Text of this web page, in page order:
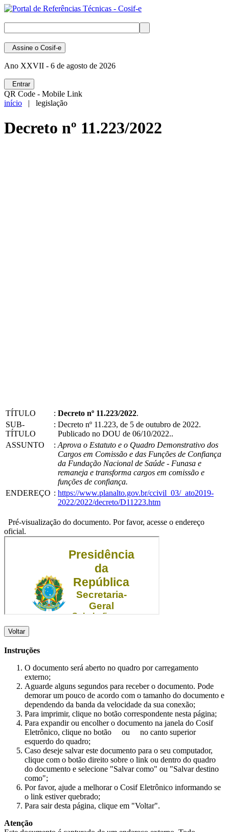
Assine o Cosif-e
Ano XXVII - 6 de agosto de 2026
Entrar
QR Code - Mobile Link
início | legislação
Decreto nº 11.223/2022
TÍTULO : Decreto nº 11.223/2022.
SUB-
TÍTULO
: Decreto nº 11.223, de 5 de outubro de 2022.
Publicado no DOU de 06/10/2022..
ASSUNTO
: Aprova o Estatuto e o Quadro Demonstrativo dos
Cargos em Comissão e das Funções de Confiança
da Fundação Nacional de Saúde - Funasa e
remaneja e transforma cargos em comissão e
funções de confiança.
ENDEREÇO : https://www.planalto.gov.br/ccivil_03/_ato2019-
2022/2022/decreto/D11223.htm
Pré-visualização do documento. Por favor, acesse o endereço
oficial.
Voltar
Instruções
O documento será aberto no quadro por carregamento
externo;
Aguarde alguns segundos para receber o documento. Pode
demorar um pouco de acordo com o tamanho do documento e
dependendo da banda da velocidade da sua conexão;
Para imprimir, clique no botão correspondente nesta página;
Para expandir ou encolher o documento na janela do Cosif
Eletrônico, clique no botão
ou
no canto superior
esquerdo do quadro;
Caso deseje salvar este documento para o seu computador,
clique com o botão direito sobre o link ou dentro do quadro
do documento e selecione "Salvar como" ou "Salvar destino
como";
Por favor, ajude a melhorar o Cosif Eletrônico informando se
o link estiver quebrado;
Para sair desta página, clique em "Voltar".
Atenção